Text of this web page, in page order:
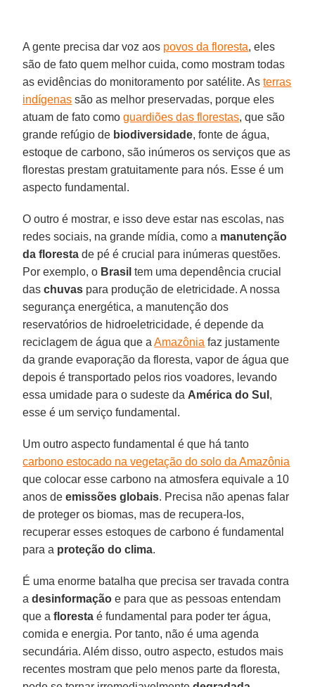
A gente precisa dar voz aos povos da floresta, eles
são de fato quem melhor cuida, como mostram todas
as evidências do monitoramento por satélite. Asterras
indígenas são as melhor preservadas, porque eles
atuam de fato comoguardiões das florestas, que são
grande refúgio de biodiversidade, fonte de água,
estoque de carbono, são inúmeros os serviços que as
florestas prestam gratuitamente para nós. Esse é um
aspecto fundamental.
O outro é mostrar, e isso deve estar nas escolas, nas
redes sociais, na grande mídia, como a manutenção
da floresta de pé é crucial para inúmeras questões.
Por exemplo, o Brasil tem uma dependência crucial
daschuvas para produção de eletricidade. A nossa
segurança energética, a manutenção dos
reservatórios de hidroeletricidade, é depende da
reciclagem de água que aAmazônia faz justamente
da grande evaporação da floresta, vapor de água que
depois é transportado pelos rios voadores, levando
essa umidade para o sudeste da América do Sul ,
esse é um serviço fundamental.
Um outro aspecto fundamental é que há tanto
carbono estocado na vegetação do solo da Amazônia
que colocar esse carbono na atmosfera equivale a 10
anos deemissões globais. Precisa não apenas falar
de proteger os biomas, mas de recupera-los,
recuperar esses estoques de carbono é fundamental
para a proteção do clima.
É uma enorme batalha que precisa ser travada contra
adesinformação e para que as pessoas entendam
que afloresta é fundamental para poder ter água,
comida e energia. Por tanto, não é uma agenda
secundária. Além disso, outro aspecto, estudos mais
recentes mostram que pelo menos parte da floresta,